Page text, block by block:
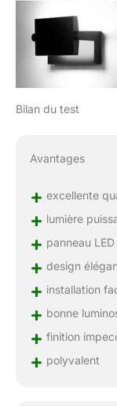
Bilan du test
Avantages
+ excellente
+ lumière
+ panneau
+ design
+ installation
+ bonne
+ finition
+ polyvalent